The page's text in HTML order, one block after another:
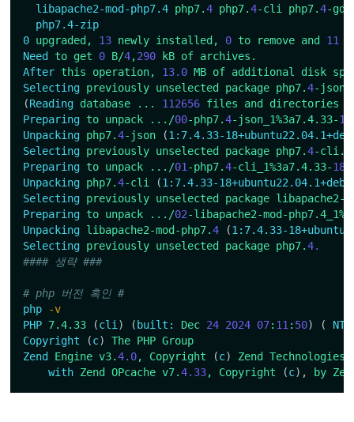
libapache2-mod-php7.4 php7.4 php7.4-cli php7.4-gd
php7.4-zip
0 upgraded, 13 newly installed, 0 to remove and 11
Need to get 0 B/4,290 kB of archives.
After this operation, 13.0 MB of additional disk
Selecting previously unselected package php7.4-json.
(Reading database ... 112656 files and directories
Preparing to unpack .../00-php7.4-json_1%3a7.4.33-18
Unpacking php7.4-json (1:7.4.33-
Selecting previously unselected package php7.4-cli.
Preparing to unpack .../01 -php7.4-cli_1%3a7.4.33-18
Unpacking php7.4-cli (1:7.4.33-
Selecting previously unselected package libapache2-
Preparing to unpack .../02-libapache2-mod-
Unpacking libapache2-mod-php7.4 (1:7.4.33-
Selecting previously unselected package php7.4.
#### 생략 ###
# php 버전 혹인 #
php
-v
PHP 7.4.33 (cli ) (built: Dec 24 2024 07: 11 : 50) (
NTS
Copyright
(c) The PHP Group
Zend Engine v3.4.0, Copyright (c) Zend Technologies
with Zend OPcache v7.4.33, Copyright (c) , by